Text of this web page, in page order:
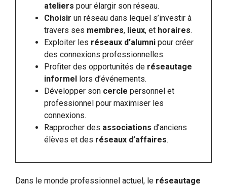
ateliers pour élargir son réseau.
Choisir un réseau dans lequel s’investir à
travers ses membres, lieux, et horaires.
Exploiter les réseaux d’alumni pour créer
des connexions professionnelles.
Profiter des opportunités de réseautage
informel lors d’événements.
Développer son cercle personnel et
professionnel pour maximiser les
connexions.
Rapprocher des associations d’anciens
élèves et des réseaux d’affaires.
Dans le monde professionnel actuel, le réseautage